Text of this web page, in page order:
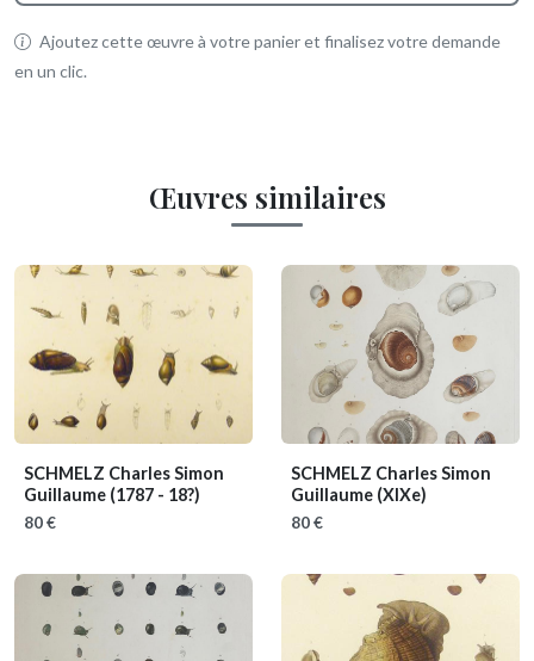
Ajoutez cette œuvre à votre panier et finalisez votre demande
en un clic.
Œuvres similaires
SCHMELZ Charles Simon
Guillaume (1787 - 18?)
80 €
SCHMELZ Charles Simon
Guillaume (XIXe)
80 €